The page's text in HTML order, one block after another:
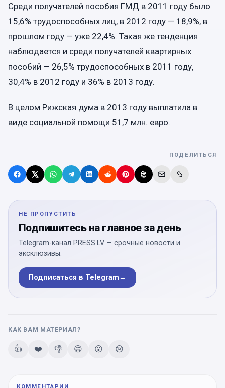
Среди получателей пособия ГМД в 2011 году было
15,6% трудоспособных лиц, в 2012 году — 18,9%, в
прошлом году — уже 22,4%. Такая же тенденция
наблюдается и среди получателей квартирных
пособий — 26,5% трудоспособных в 2011 году,
30,4% в 2012 году и 36% в 2013 году.
В целом Рижская дума в 2013 году выплатила в
виде социальной помощи 51,7 млн. евро.
ПОДЕЛИТЬСЯ
НЕ ПРОПУСТИТЬ
Подпишитесь на главное за день
Telegram-канал PRESS.LV — срочные новости и
эксклюзивы.
Подписаться в Telegram→
КАК ВАМ МАТЕРИАЛ?
👍 ❤️ 👎 😄 😮 😢